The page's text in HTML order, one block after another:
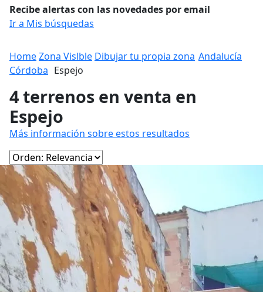
Recibe alertas con las novedades por email
Ir a Mis búsquedas
HomeZona Vislble Dibujar tu propia zona Andalucía
Córdoba Espejo
4 terrenos en venta en
Espejo
Más información sobre estos resultados